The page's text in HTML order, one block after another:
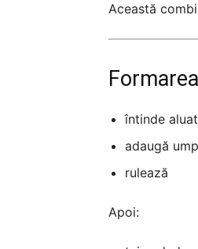
Această
întinde
adaugă
rulează
Apoi: